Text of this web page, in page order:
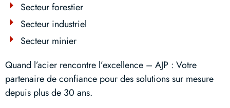
Secteur forestier
Secteur industriel
Secteur minier
Quand l’acier rencontre l’excellence – AJP : Votre
partenaire de confiance pour des solutions sur mesure
depuis plus de 30 ans.